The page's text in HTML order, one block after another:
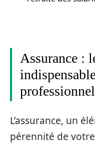
Assurance :
L’assurance, un
pérennité de